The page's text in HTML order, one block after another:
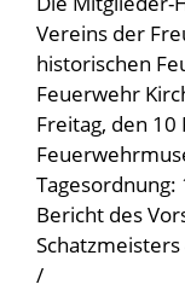
Vereins der
historischen
Feuerwehr
Freitag, den
Bericht des
/